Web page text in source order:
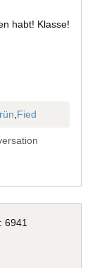
habt! Klasse!
,Fied
6941